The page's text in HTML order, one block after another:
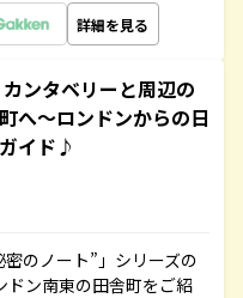
詳細を見る
ンタベリーと周辺の
へ～ロンドンからの日
イド♪
のノート”」シリーズの
ドン南東の田舎町をご紹